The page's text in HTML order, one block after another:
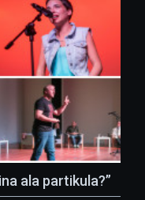
ala partikula?”